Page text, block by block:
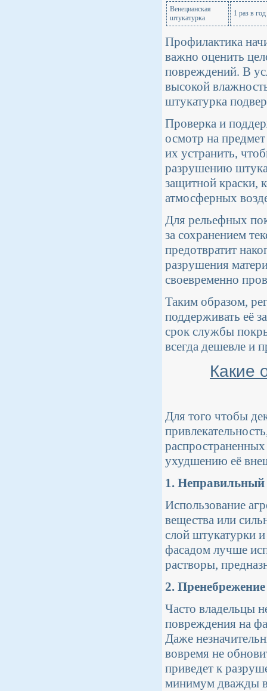
Венецианская
штукатурка
1 раз в год
Профилактика
важно оценить
повреждений. В
высокой
штукатурка
Проверка и
осмотр на
их устранить,
разрушению
защитной краски,
атмосферных
Для рельефных
за сохранением
предотвратит
разрушения
своевременно
Таким образом,
поддерживать её
срок службы
всегда дешевле и
Какие
Для того чтобы
ухудшению её
1.
Использование
вещества или
слой штукатурки и
фасадом лучше
растворы,
2.
Часто владельцы
повреждения на
Даже
вовремя не
приведет к
минимум дважды в